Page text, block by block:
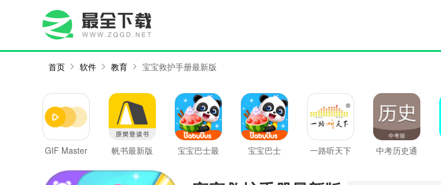
首页 软件 教育 宝宝救护手册最新版
GIF Master
帆书最新版
宝宝巴士最
宝宝巴士
一路听天下
中考历史通